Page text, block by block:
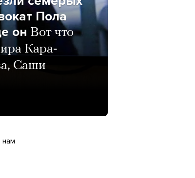
Пола
он Вот что
Кара-
Саши
нам